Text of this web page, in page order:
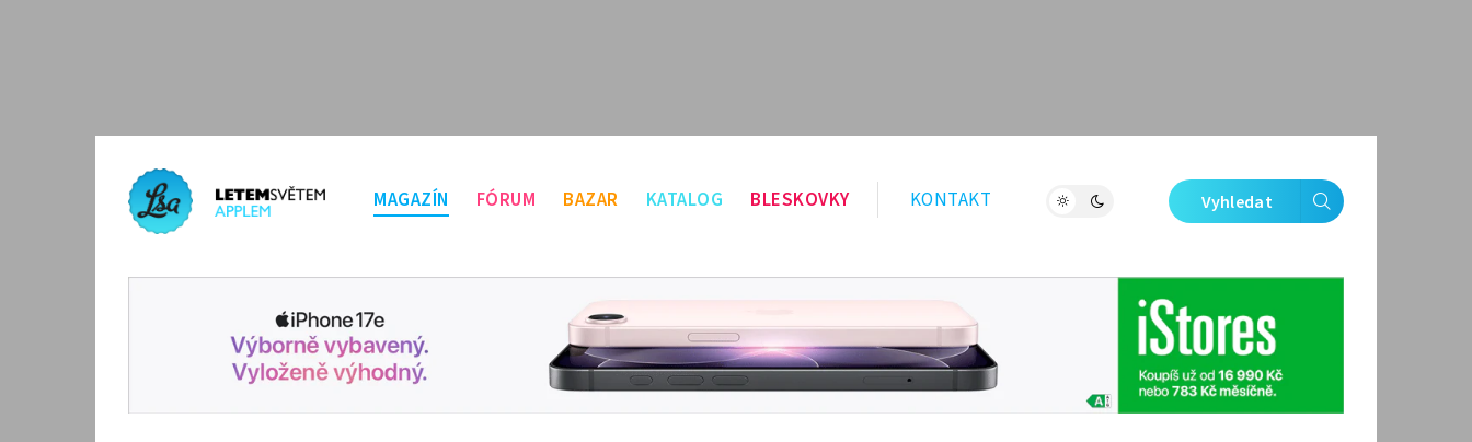
MAGAZÍN FÓRUM BAZAR KATALOG BLESKOVKY KONTAKT Vyhledat